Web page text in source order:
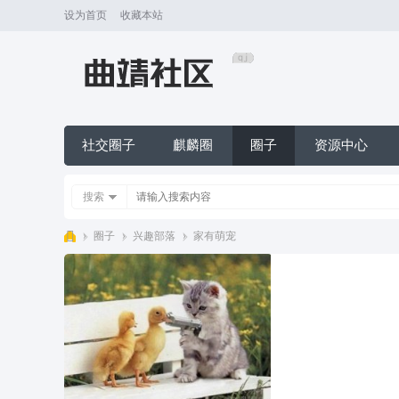
设为首页 收藏本站
社交圈子 麒麟圈 圈子 资源中心
搜索
麒
T
› 圈子 › 兴趣部落 › 家有萌宠